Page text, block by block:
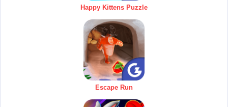
Happy Kittens Puzzle
Escape Run